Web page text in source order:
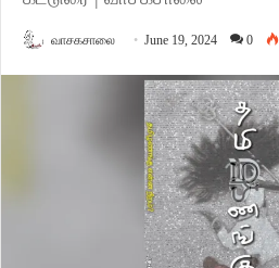
வாசகசாலை June 19, 2024 0